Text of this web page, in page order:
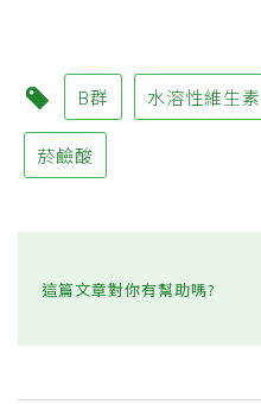
B群 水溶性維生素
菸鹼酸
這篇文章對你有幫助嗎?